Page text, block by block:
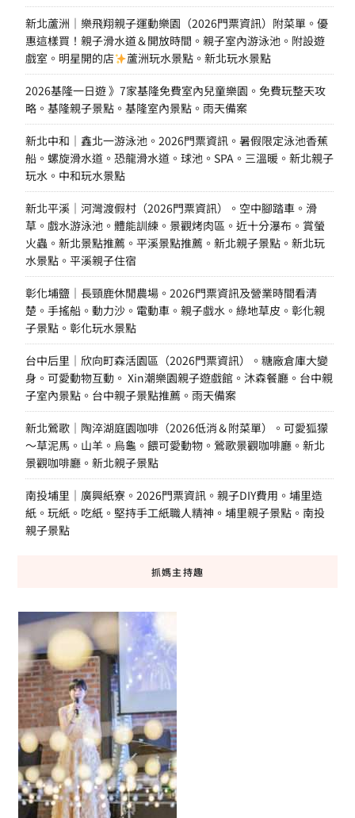
新北蘆洲｜樂飛翔親子運動樂園（2026門票資訊）附菜單。優
惠這樣買！親子滑水道＆開放時間。親子室內游泳池。附設遊
戲室。明星開的店
蘆洲玩水景點。新北玩水景點
2026基隆一日遊 》7家基隆免費室內兒童樂園。免費玩整天攻
略。基隆親子景點。基隆室內景點。雨天備案
新北中和｜鑫北一游泳池。2026門票資訊。暑假限定泳池香蕉
船。螺旋滑水道。恐龍滑水道。球池。SPA。三溫暖。新北親子
玩水。中和玩水景點
新北平溪｜河灣渡假村（2026門票資訊）。空中腳踏車。滑
草。戲水游泳池。體能訓練。景觀烤肉區。近十分瀑布。賞螢
火蟲。新北景點推薦。平溪景點推薦。新北親子景點。新北玩
水景點。平溪親子住宿
彰化埔鹽｜長頸鹿休閒農場。2026門票資訊及營業時間看清
楚。手搖船。動力沙。電動車。親子戲水。綠地草皮。彰化親
子景點。彰化玩水景點
台中后里｜欣向町森活園區（2026門票資訊）。糖廠倉庫大變
身。可愛動物互動。 Xin潮樂園親子遊戲館。沐森餐廳。台中親
子室內景點。台中親子景點推薦。雨天備案
新北鶯歌｜陶淬湖庭園咖啡（2026低消＆附菜單）。可愛狐獴
～草泥馬。山羊。烏龜。餵可愛動物。鶯歌景觀咖啡廳。新北
景觀咖啡廳。新北親子景點
南投埔里｜廣興紙寮。2026門票資訊。親子DIY費用。埔里造
紙。玩紙。吃紙。堅持手工紙職人精神。埔里親子景點。南投
親子景點
抓媽主持趣